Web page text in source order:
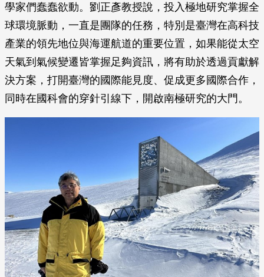
學家們蠢蠢欲動。劉正彥教授說，投入極地研究掌握全
球環境脈動，一直是團隊的任務，特別是臺灣在高科技
產業的領先地位與海運航道的重要位置，如果能從太空
天氣到氣候變遷皆掌握足夠資訊，將有助於透過貢獻解
決方案，打開臺灣的國際能見度、促成更多國際合作，
同時在國科會的穿針引線下，開啟南極研究的大門。